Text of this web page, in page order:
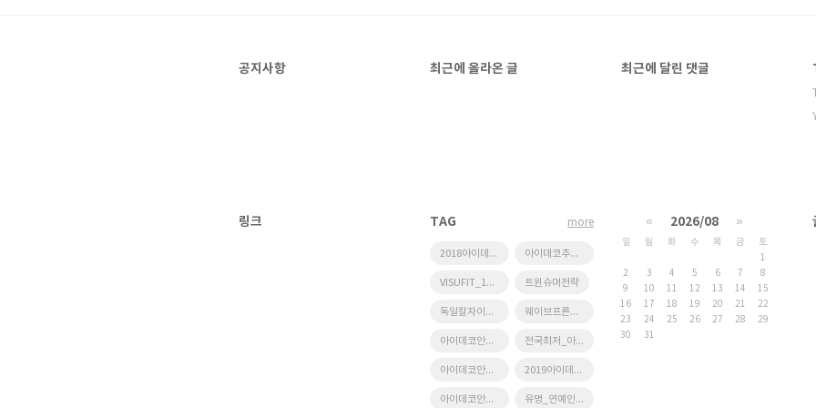
공지사항 최근에 올라온 글 최근에 달린 댓글
링크 TAG
2018아이데코추천_스틸안경테 아이데코추천_무테
VISUFIT_1000 트윈슈머전략
독일칼자이스3D시력측정 웨이브프론트수차분석기
아이데코안경원 전국최저_아이데코_티타늄안경테
아이데코안경원_페이스북페이지_활동 2019아이데코추천_티타늄안경테
아이데코안경원_누진다초점_명품브랜드_가공_후기 유명_연예인_사용_브랜드
more « 2026/08 »
일 월 화 수 목 금
토
1
2
3 4 5 6 7
8
9
10 11 12 13 14
15
16
17 18 19 20 21
22
23
24 25 26 27 28
29
30
31